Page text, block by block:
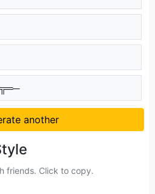
another
friends. Click to copy.